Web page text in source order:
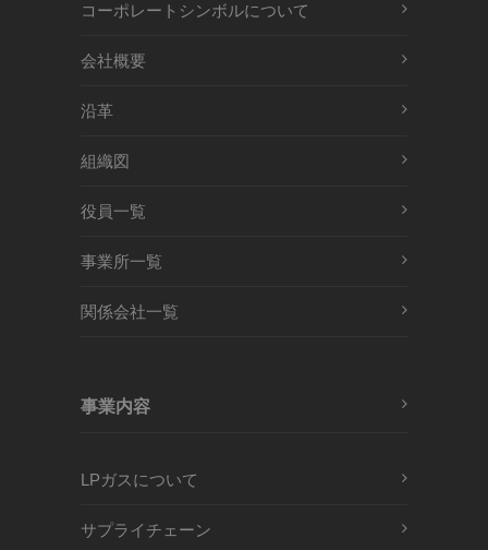
コーポレートシンボルについて
会社概要
沿革
組織図
役員一覧
事業所一覧
関係会社一覧
事業内容
LPガスについて
サプライチェーン